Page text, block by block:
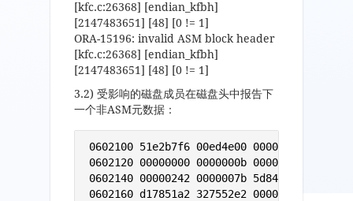
[kfc.c:26368] [endian_kfbh]
[2147483651] [48] [0 != 1]
ORA-15196: invalid ASM block header
[kfc.c:26368] [endian_kfbh]
[2147483651] [48] [0 != 1]
3.2) 受影响的磁盘成员在磁盘头中报告下
一个非ASM元数据：
0602100 51e2b7f6 00ed4e00 00000000
0602120 00000000 0000000b 00000100
0602140 00000242 0000007b 5d8468e7
0602160 d17851a2 327552e2 00000000